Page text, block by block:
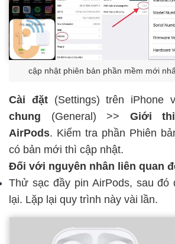
cập nhật phiên bản phần mềm mới
Cài đặt(Settings) trên iPhone
chung (General) >> Giới
AirPods. Kiểm tra phần Phiên
có bản mới thì cập nhật.
Đối với nguyên nhân liên quan
Thử sạc đầy pin AirPods, sau đó
lại. Lặp lại quy trình này vài lần.